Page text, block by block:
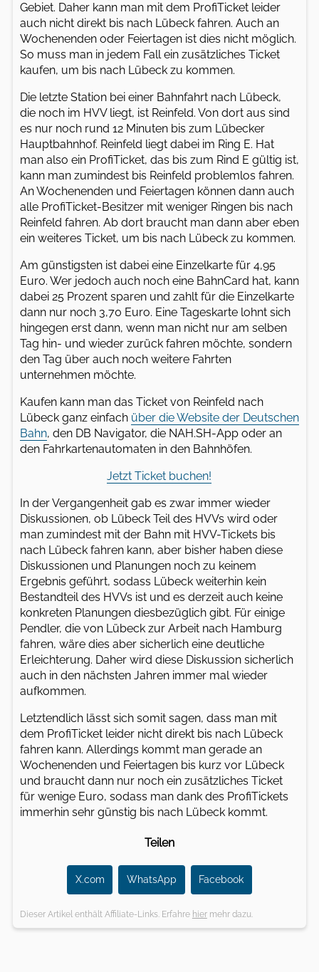
Gebiet. Daher kann man mit dem ProfiTicket leider
auch nicht direkt bis nach Lübeck fahren. Auch an
Wochenenden oder Feiertagen ist dies nicht möglich.
So muss man in jedem Fall ein zusätzliches Ticket
kaufen, um bis nach Lübeck zu kommen.
Die letzte Station bei einer Bahnfahrt nach Lübeck,
die noch im HVV liegt, ist Reinfeld. Von dort aus sind
es nur noch rund 12 Minuten bis zum Lübecker
Hauptbahnhof. Reinfeld liegt dabei im Ring E. Hat
man also ein ProfiTicket, das bis zum Rind E gültig ist,
kann man zumindest bis Reinfeld problemlos fahren.
An Wochenenden und Feiertagen können dann auch
alle ProfiTicket-Besitzer mit weniger Ringen bis nach
Reinfeld fahren. Ab dort braucht man dann aber eben
ein weiteres Ticket, um bis nach Lübeck zu kommen.
Am günstigsten ist dabei eine Einzelkarte für 4,95
Euro. Wer jedoch auch noch eine BahnCard hat, kann
dabei 25 Prozent sparen und zahlt für die Einzelkarte
dann nur noch 3,70 Euro. Eine Tageskarte lohnt sich
hingegen erst dann, wenn man nicht nur am selben
Tag hin- und wieder zurück fahren möchte, sondern
den Tag über auch noch weitere Fahrten
unternehmen möchte.
Kaufen kann man das Ticket von Reinfeld nach
Lübeck ganz einfach über die Website der Deutschen
Bahn, den DB Navigator, die NAH.SH-App oder an
den Fahrkartenautomaten in den Bahnhöfen.
Jetzt Ticket buchen!
In der Vergangenheit gab es zwar immer wieder
Diskussionen, ob Lübeck Teil des HVVs wird oder
man zumindest mit der Bahn mit HVV-Tickets bis
nach Lübeck fahren kann, aber bisher haben diese
Diskussionen und Planungen noch zu keinem
Ergebnis geführt, sodass Lübeck weiterhin kein
Bestandteil des HVVs ist und es derzeit auch keine
konkreten Planungen diesbezüglich gibt. Für einige
Pendler, die von Lübeck zur Arbeit nach Hamburg
fahren, wäre dies aber sicherlich eine deutliche
Erleichterung. Daher wird diese Diskussion sicherlich
auch in den nächsten Jahren immer mal wieder
aufkommen.
Letztendlich lässt sich somit sagen, dass man mit
dem ProfiTicket leider nicht direkt bis nach Lübeck
fahren kann. Allerdings kommt man gerade an
Wochenenden und Feiertagen bis kurz vor Lübeck
und braucht dann nur noch ein zusätzliches Ticket
für wenige Euro, sodass man dank des ProfiTickets
immerhin sehr günstig bis nach Lübeck kommt.
Teilen
X.com WhatsApp Facebook
Dieser Artikel enthält Affiliate-Links. Erfahre hiermehr dazu.